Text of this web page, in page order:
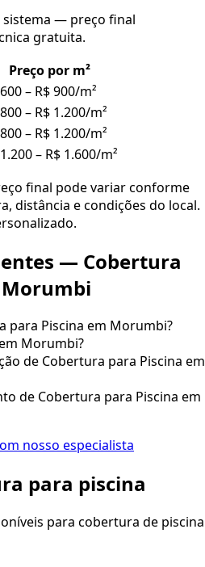
sistema — preço final
gratuita.
Preço por m²
– R$ 900/m²
– R$ 1.200/m²
– R$ 1.200/m²
– R$ 1.600/m²
final pode variar conforme
distância e condições do local.
— Cobertura
Morumbi
para Piscina em Morumbi?
Morumbi?
de Cobertura para Piscina em
de Cobertura para Piscina em
nosso especialista
para piscina
para cobertura de piscina